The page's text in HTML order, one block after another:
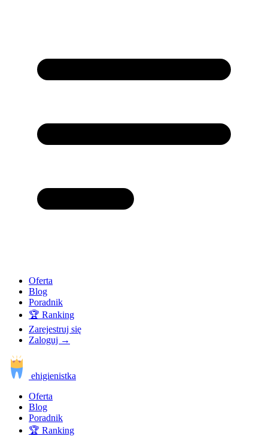
Oferta
Blog
Poradnik
🏆 Ranking
Zarejestruj się
Zaloguj →
ehigienistka
Oferta
Blog
Poradnik
🏆 Ranking